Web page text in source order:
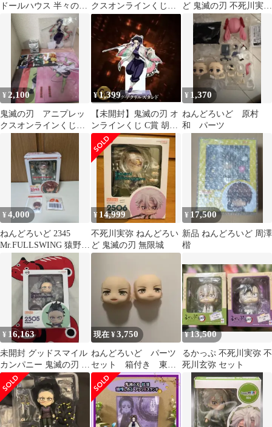
ドールハウス 半々の和
室セット 中型 ㊺
クスオンラインくじ
A賞 フィギュア 竈
門炭治郎 冨岡義勇
ど 鬼滅の刃 不死川実弥
¥ 2,100
鬼滅の刃 アニプレッ
クスオンラインくじ
胡蝶しのぶビッグアク
スタ ねんどろいど他
¥1,399
【未開封】鬼滅の刃 オ
ンラインくじ C賞 胡蝶
しのぶ ビッグアクリル
スタンド㉓
¥ 1,370
ねんどろいど 原村
和 パーツ
¥4,000
ねんどろいど 2345
Mr.FULLSWING 猿野天
¥ 14,999
不死川実弥 ねんどろい
ど 鬼滅の刃 無限城
¥ 17,500
新品 ねんどろいど 周澤
楷
¥ 16,163
未開封 グッドスマイル
カンパニー 鬼滅の刃 ね
んどろいど 2505 不死川
玄弥
現在 ¥3,750
ねんどろいど パーツ
セット 箱付き 東谷
准太 フィギュア ド
ール
¥13,500
るかっぷ 不死川実弥 不
死川玄弥 セット